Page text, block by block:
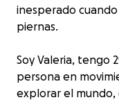
inesperado
piernas.
Soy Valeria, tengo
persona en
explorar el mundo,